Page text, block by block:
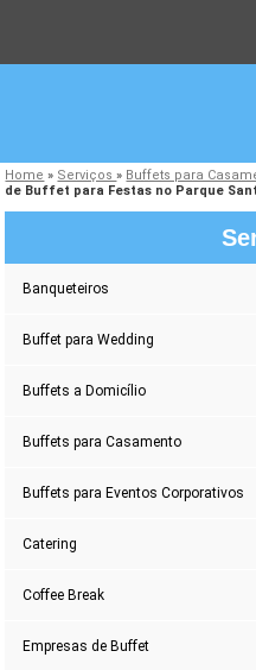
Home » Serviços» Buffets para
de Buffet para Festas no Parque
Banqueteiros
Buffet para Wedding
Buffets a Domicílio
Buffets para Casamento
Buffets para Eventos Corporativos
Catering
Coffee Break
Empresas de Buffet